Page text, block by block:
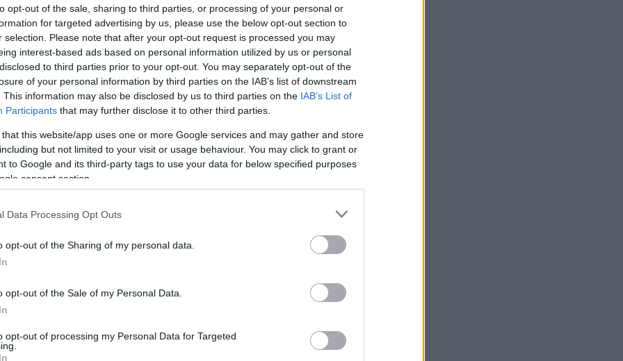
opt-out of the sale, sharing to third parties, or processing of your personal or
for targeted advertising by us, please use the below opt-out section to
selection. Please note that after your opt-out request is processed you may
interest-based ads based on personal information utilized by us or personal
to third parties prior to your opt-out. You may separately opt-out of the
of your personal information by third parties on the IAB’s list of downstream
This information may also be disclosed by us to third parties on the IAB’s List of
Participants that may further disclose it to other third parties.
that this website/app uses one or more Google services and may gather and store
but not limited to your visit or usage behaviour. You may click to grant or
to Google and its third-party tags to use your data for below specified purposes
consent section.
Data Processing Opt Outs
opt-out of the Sharing of my personal data.
opt-out of the Sale of my Personal Data.
opt-out of processing my Personal Data for Targeted
chiedono di aprire semplicemente perché non
per la sopravvivenza, (ha detto il
aprire a febbraio, nonostante le
il numero di infezioni è destinato a risalire se
rimangono chiusi Entrambi sono
sembra essere sulla stessa lunghezza